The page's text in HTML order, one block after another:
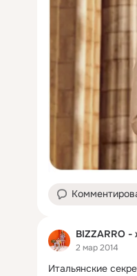
BIZZARRO
2 мар 2014
Итальянские